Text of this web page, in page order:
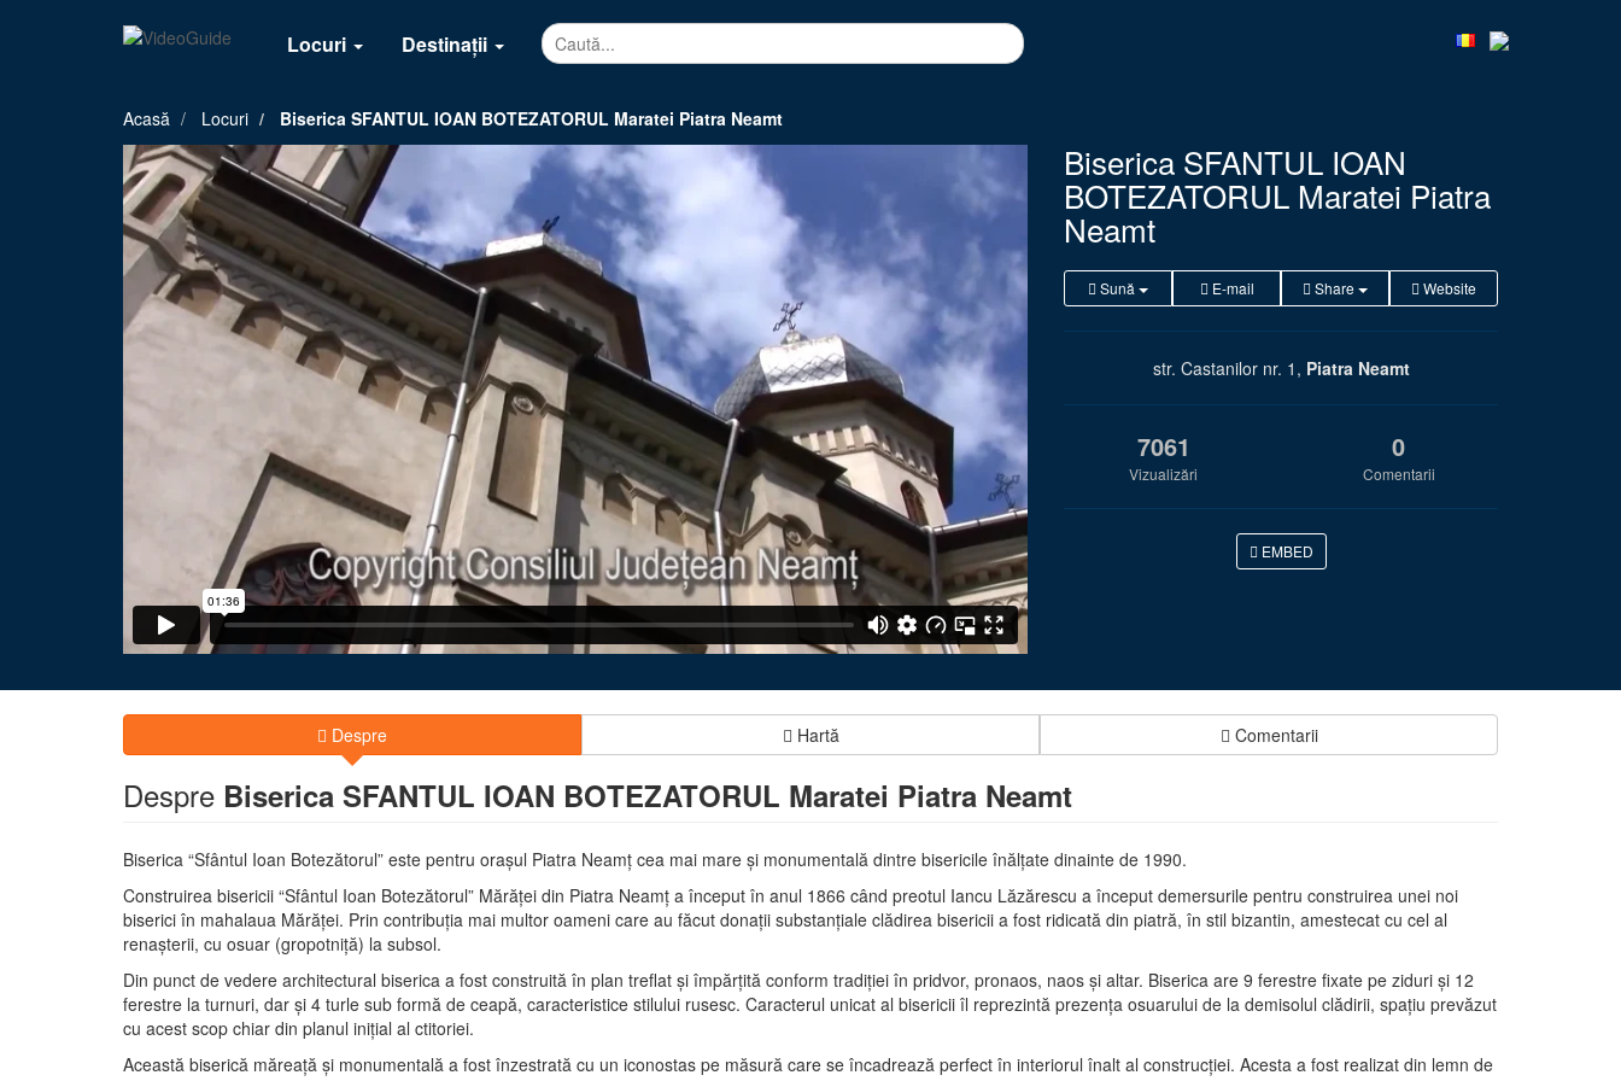
Locuri Destinații
Acasă Locuri Biserica SFANTUL IOAN BOTEZATORUL Maratei Piatra Neamt
Biserica SFANTUL IOAN
BOTEZATORUL Maratei Piatra
Neamt
Sună E-mail Share Website
str. Castanilor nr. 1, Piatra Neamt
7061
Vizualizări
0
Comentarii
EMBED
Despre Hartă Comentarii
Despre Biserica SFANTUL IOAN BOTEZATORUL Maratei Piatra Neamt
Biserica “Sfântul Ioan Botezătorul” este pentru oraşul Piatra Neamţ cea mai mare şi monumentală dintre bisericile înălţate dinainte de 1990.
Construirea bisericii “Sfântul Ioan Botezătorul” Mărăţei din Piatra Neamţ a început în anul 1866 când preotul Iancu Lăzărescu a început demersurile pentru construirea unei noi
biserici în mahalaua Mărăţei. Prin contribuţia mai multor oameni care au făcut donaţii substanţiale clădirea bisericii a fost ridicată din piatră, în stil bizantin, amestecat cu cel al
renaşterii, cu osuar (gropotniţă) la subsol.
Din punct de vedere architectural biserica a fost construită în plan treflat şi împărţită conform tradiţiei în pridvor, pronaos, naos şi altar. Biserica are 9 ferestre fixate pe ziduri şi 12
ferestre la turnuri, dar şi 4 turle sub formă de ceapă, caracteristice stilului rusesc. Caracterul unicat al bisericii îl reprezintă prezenţa osuarului de la demisolul clădirii, spaţiu prevăzut
cu acest scop chiar din planul iniţial al ctitoriei.
Această biserică măreaţă şi monumentală a fost înzestrată cu un iconostas pe măsură care se încadrează perfect în interiorul înalt al construcţiei. Acesta a fost realizat din lemn de